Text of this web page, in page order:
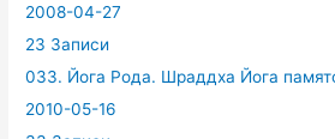
2008-04-27
23 Записи
033. Йога Рода. Шраддха Йога
2010-05-16